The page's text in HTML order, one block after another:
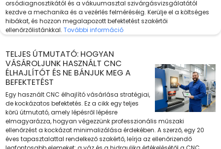
orsódiagnosztikától és a vákuumasztal szivárgásvizsgálatától
kezdve a mechanika és a vezérlés felméréséig. Kerülje el a költséges
hibákat, és hozzon megalapozott befektetést szakértői
ellenőrzőlistánkkal. További információ
TELJES ÚTMUTATÓ: HOGYAN
VÁSÁROLJUNK HASZNÁLT CNC
ÉLHAJLÍTÓT ÉS NE BÁNJUK MEG A
BEFEKTETÉST
Egy használt CNC élhajlító vásárlása stratégiai,
de kockázatos befektetés. Ez a cikk egy teljes
körű útmutató, amely lépésről lépésre
elmagyarázza, hogyan végezzünk professzionális műszaki
ellenőrzést a kockázat minimalizálása érdekében. A szerző, egy 20
éves tapasztalattal rendelkező szakértő, leírja az ellenőrizendő